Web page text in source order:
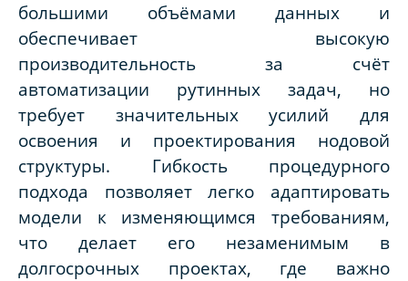
большими объёмами данных и
обеспечивает высокую
производительность за счёт
автоматизации рутинных задач, но
требует значительных усилий для
освоения и проектирования нодовой
структуры. Гибкость процедурного
подхода позволяет легко адаптировать
модели к изменяющимся требованиям,
что делает его незаменимым в
долгосрочных проектах, где важно